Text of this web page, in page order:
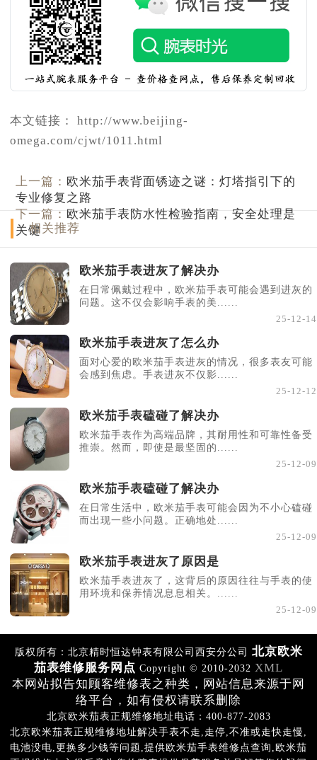
本文链接： http://www.beijing-
omega.com/cjwt/1011.html
上一篇： 欧米茄手表背面锈迹之谜：灯塔指引下的
专业修复之路
下一篇： 欧米茄手表防水性检验指南，安全处理是
关键相关推荐
欧米茄手表进灰了解决办
在日常佩戴过程中，欧米茄手表可能会遇到进灰的
问题。这不仅会影响手表的美......
25-12-14
欧米茄手表进灰了怎么办
面对心爱的欧米茄手表进灰的情况，很多表友可能
会感到焦虑。手表进灰不仅影......
25-12-12
欧米茄手表磕碰了解决办
欧米茄手表作为高端品牌，其耐用性和可靠性备受
推崇。然而，即使是最坚固的......
25-12-09
欧米茄手表磕碰了解决办
在日常生活中，欧米茄手表可能会因为不小心磕碰
而出现一些小问题。正确地处......
25-12-09
欧米茄手表进灰了原因是
欧米茄手表进灰了，这背后的原因往往与手表的使
用环境和保养情况息息相关。......
25-12-09
版权所有：北京精时恒达钟表有限公司西安分公司 北京欧米
茄表维修服务网点 Copyright © 2010-2032 XML
本网站拟告知顾客维修表之种类，网站信息来源于网
络平台，如有侵权请联系删除
北京欧米茄表正规维修地址电话：400-877-2083
北京欧米茄表正规维修地址解决手表不走,走停,不准或走快走慢,
电池没电,更换多少钱等问题,提供欧米茄手表维修点查询,欧米茄